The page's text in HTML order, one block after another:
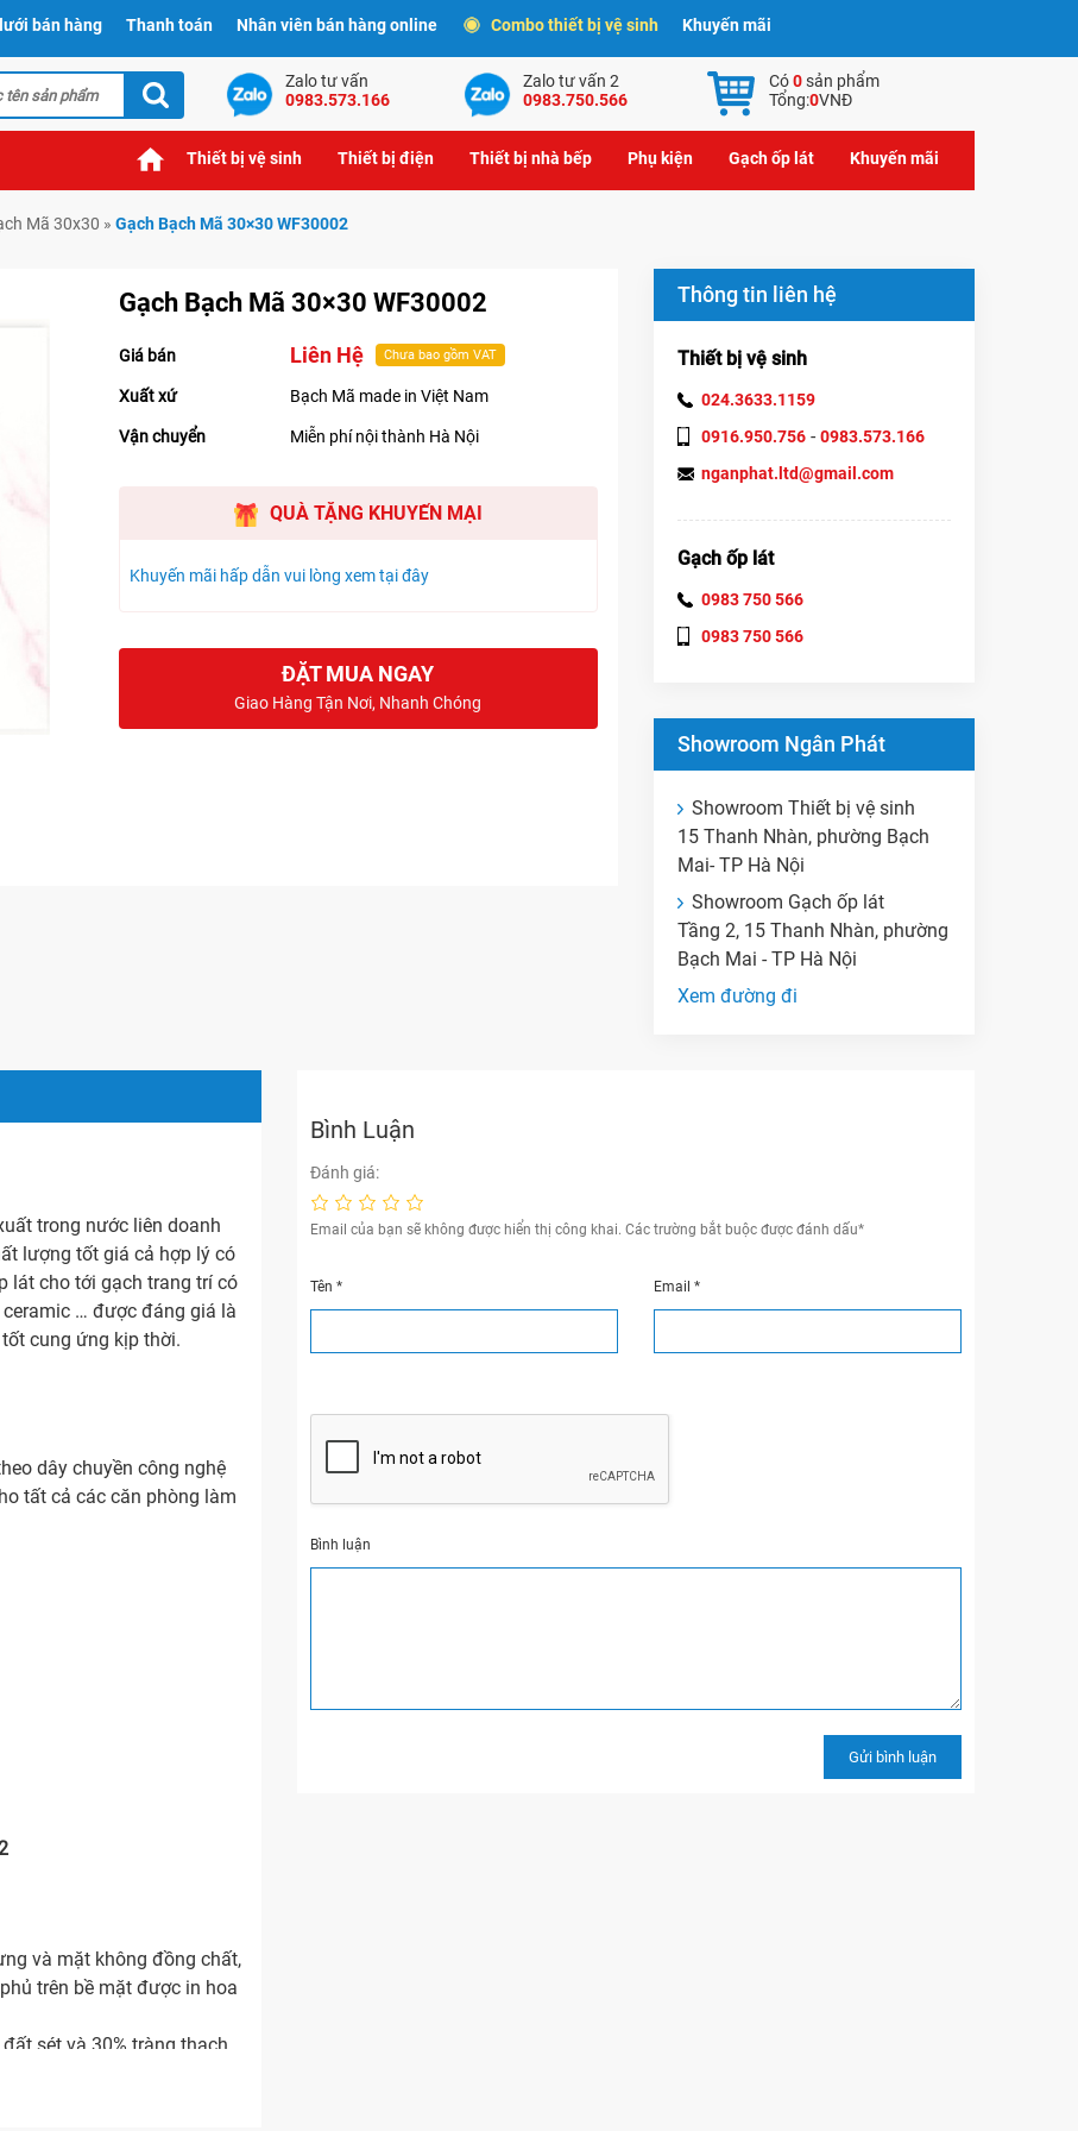
bán hàng Thanh toán Nhân viên bán hàng online Combo thiết bị vệ sinh Khuyến mãi
Zalo tư vấn
0983.573.166
Zalo tư vấn 2
0983.750.566
Có0sản phẩm
Tổng:0VNĐ
Thiết bị vệ sinh Thiết bị điện Thiết bị nhà bếp Phụ kiện Gạch ốp lát Khuyến mãi
Mã 30x30 » Gạch Bạch Mã 30×30 WF30002
Gạch Bạch Mã 30×30 WF30002
Giá bán Liên Hệ Chưa bao gồm VAT
Xuất xứ Bạch Mã made in Việt Nam
Vận chuyển Miễn phí nội thành Hà Nội
QUÀ TẶNG KHUYẾN MẠI
Khuyến mãi hấp dẫn vui lòng xem tại đây
ĐẶT MUA NGAY
Giao Hàng Tận Nơi, Nhanh Chóng
Thông tin liên hệ
Thiết bị vệ sinh
024.3633.1159
0916.950.756 - 0983.573.166
nganphat.ltd@gmail.com
Gạch ốp lát
0983 750 566
0983 750 566
Showroom Ngân Phát
Showroom Thiết bị vệ sinh
15 Thanh Nhàn, phường Bạch
Mai- TP Hà Nội
Showroom Gạch ốp lát
Tầng 2, 15 Thanh Nhàn, phường
Bạch Mai - TP Hà Nội
Xem đường đi
trong nước liên doanh
lượng tốt giá cả hợp lý có
lát cho tới gạch trang trí có
… được đáng giá là
cung ứng kịp thời.
dây chuyền công nghệ
tất cả các căn phòng làm
và mặt không đồng chất,
trên bề mặt được in hoa
sét và 30% tràng thạch
Làm xương, tráng men,
Bình Luận
Đánh giá:
Email của bạn sẽ không được hiển thị công khai. Các trường bắt buộc được đánh dấu*
Tên* Email *
Bình luận